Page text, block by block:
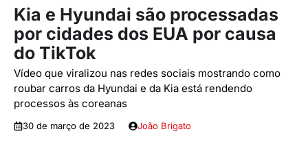
Kia e Hyundai são processadas
por cidades dos EUA por causa
do TikTok
Vídeo que viralizou nas redes sociais mostrando como
roubar carros da Hyundai e da Kia está rendendo
processos às coreanas
30 de março de 2023 João Brigato